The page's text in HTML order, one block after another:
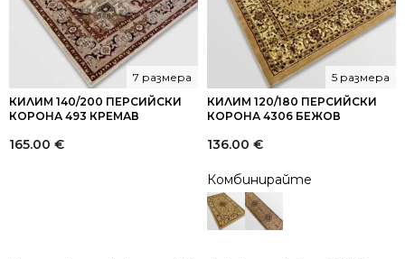
КИЛИМ 140/200 ПЕРСИЙСКИ
КОРОНА 493 КРЕМАВ
7 размера
165.00 €
КИЛИМ 120/180 ПЕРСИЙСКИ
КОРОНА 4306 БЕЖОВ
5 размера
136.00 €
Комбинирайте